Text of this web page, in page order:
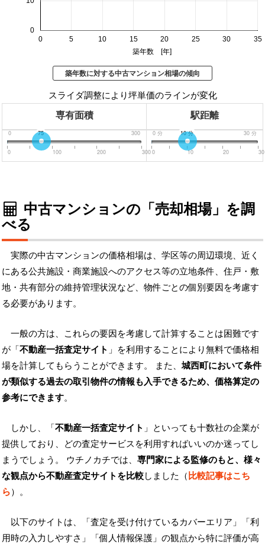
0 5 10 15 20 25 30 35
0
築年数 [年]
築年数に対する中古マンション相場の傾向
スライダ調整により坪単価のラインが変化
専有面積 駅距離
0 300
75
0 100 200 300
0分 30分
10分
0 10 20 30
中古マンションの「売却相場」を調
べる
実際の中古マンションの価格相場は、学区等の周辺環境、近く
にある公共施設・商業施設へのアクセス等の立地条件、住戸・敷
地・共有部分の維持管理状況など、物件ごとの個別要因を考慮す
る必要があります。
一般の方は、これらの要因を考慮して計算することは困難です
が「不動産一括査定サイト 」を利用することにより無料で価格相
場を計算してもらうことができます。 また、城西町において条件
が類似する過去の取引物件の情報も入手できるため、価格算定の
参考にできます。
しかし、「不動産一括査定サイト 」といっても十数社の企業が
提供しており、どの査定サービスを利用すればいいのか迷ってし
まうでしょう。 ウチノカチでは、 専門家による監修のもと、様々
な観点から不動産査定サイトを比較しました（比較記事はこち
ら）。
以下のサイトは、「査定を受け付けているカバーエリア」「利
用時の入力しやすさ」「個人情報保護」の観点から特に評価が高